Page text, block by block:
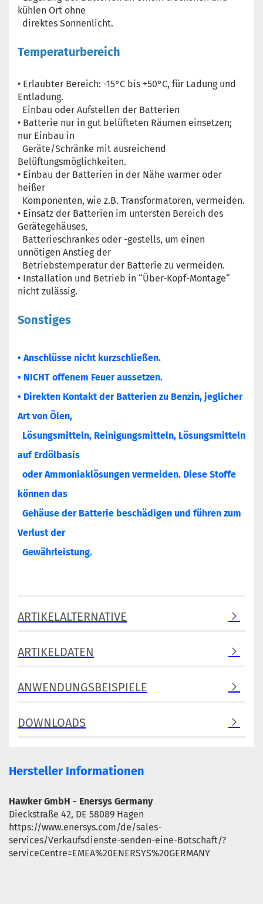
kühlen Ort ohne
direktes Sonnenlicht.
Temperaturbereich
• Erlaubter Bereich: -15°C bis +50°C, für Ladung und
Entladung.
Einbau oder Aufstellen der Batterien
• Batterie nur in gut belüfteten Räumen einsetzen;
nur Einbau in
Geräte/Schränke mit ausreichend
Belüftungsmöglichkeiten.
• Einbau der Batterien in der Nähe warmer oder
heißer
Komponenten, wie z.B. Transformatoren, vermeiden.
• Einsatz der Batterien im untersten Bereich des
Gerätegehäuses,
Batterieschrankes oder -gestells, um einen
unnötigen Anstieg der
Betriebstemperatur der Batterie zu vermeiden.
• Installation und Betrieb in “Über-Kopf-Montage“
nicht zulässig.
Sonstiges
• Anschlüsse nicht kurzschließen.
• NICHT offenem Feuer aussetzen.
• Direkten Kontakt der Batterien zu Benzin, jeglicher
Art von Ölen,
Lösungsmitteln, Reinigungsmitteln, Lösungsmitteln
auf Erdölbasis
oder Ammoniaklösungen vermeiden. Diese Stoffe
können das
Gehäuse der Batterie beschädigen und führen zum
Verlust der
Gewährleistung.
ARTIKELALTERNATIVE
ARTIKELDATEN
ANWENDUNGSBEISPIELE
DOWNLOADS
Hersteller Informationen
Hawker GmbH - Enersys Germany
Dieckstraße 42, DE 58089 Hagen
https://www.enersys.com/de/sales-
services/Verkaufsdienste-senden-eine-Botschaft/?
serviceCentre=EMEA%20ENERSYS%20GERMANY